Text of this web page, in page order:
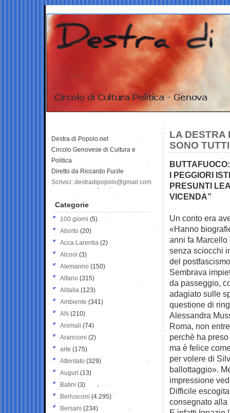
LA DESTRA
SONO
I PEGGIORI
PRESUNTI
VICENDA”
Un conto era
«Hanno
anni fa Marcello
senza sciocchi
del
Sembrava
da passeggio,
adagiato sulle
questione di
Alessandra
Roma, non
perchè ha
ma è felice
per volere di
ballottaggio».
impressione
Difficile
consegnato alla
Destra di Popolo.net
Circolo Genovese di Cultura e
Politica
Diretto da Riccardo Fucile
Scrivici: destradipopolo@gmail.com
Categorie
100 giorni (5)
Aborto (20)
Acca Larentia (2)
Alcool (3)
Alemanno (150)
Alfano (315)
Alitalia (123)
Ambiente (341)
AN (210)
Animali (74)
Arancioni (2)
arte (175)
Attentato (329)
Auguri (13)
Batini (3)
Berlusconi (4.295)
Bersani (234)